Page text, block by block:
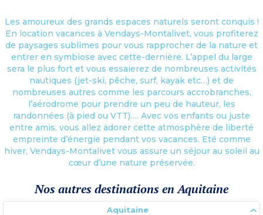
Les amoureux des grands espaces naturels seront conquis !
En location vacances à Vendays-Montalivet, vous profiterez
de paysages sublimes pour vous rapprocher de la nature et
entrer en symbiose avec cette-dernière. L’appel du large
sera le plus fort et vous essaierez de nombreuses activités
nautiques (jet-ski, pêche, surf, kayak etc…) et de
nombreuses autres comme les parcours accrobranches,
l’aérodrome pour prendre un peu de hauteur, les
randonnées (à pied ou VTT)…. Avec vos enfants ou juste
entre amis, vous allez adorer cette atmosphère de liberté
empreinte d’énergie pendant vos vacances. Eté comme
hiver, Vendays-Montalivet vous assure un séjour au soleil au
cœur d’une nature préservée.
Nos autres destinations en Aquitaine
Aquitaine